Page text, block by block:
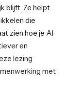
blijft. Ze helpt
die
zien hoe je AI
en
lezing
met